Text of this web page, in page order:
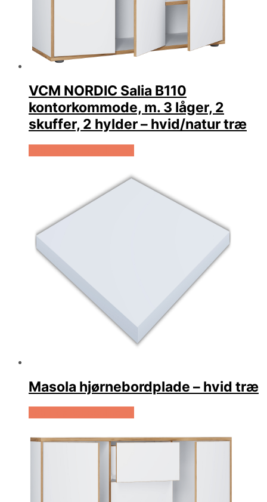
VCM NORDIC Salia B110
kontorkommode, m. 3 låger, 2
skuffer, 2 hylder – hvid/natur træ
Masola hjørnebordplade – hvid træ